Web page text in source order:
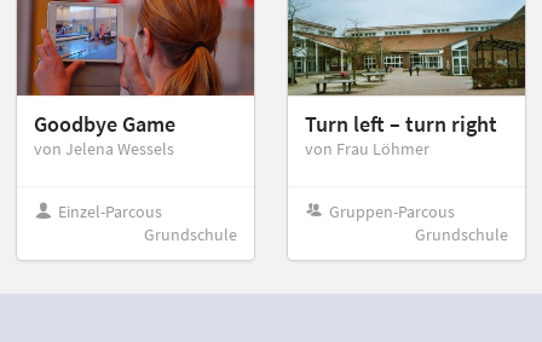
Goodbye Game
von Jelena Wessels
Einzel-Parcous
Grundschule
Turn left – turn right
von Frau Löhmer
Gruppen-Parcous
Grundschule